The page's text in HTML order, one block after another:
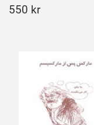
Ordinarie
550 kr550